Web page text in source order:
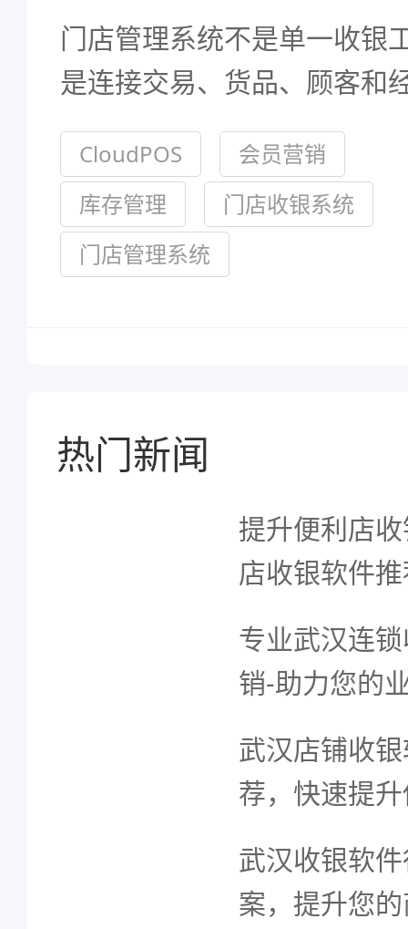
门店管理系统不是单一收银
是连接交易、货品、顾客和
的系统。选型前先按业务清
求，更容易避免重复更换。
CloudPOS
会员营销
库存管理
门店收银系统
门店管理系统
热门新闻
提升便利店
店收银软件
专业武汉连
销-助力您的
武汉店铺收
荐，快速提
武汉收银软
案，提升您